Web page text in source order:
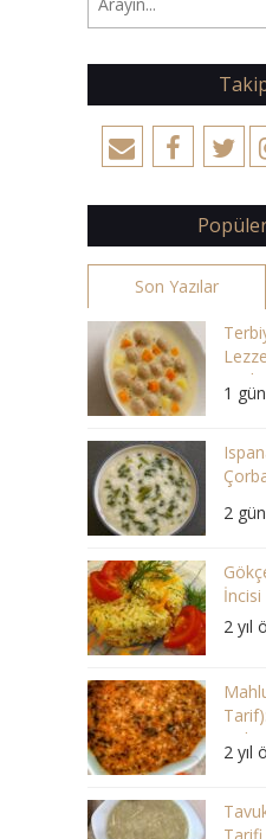
Son Yazılar
Çorba
1
2
İncisi
2 yıl
2 yıl